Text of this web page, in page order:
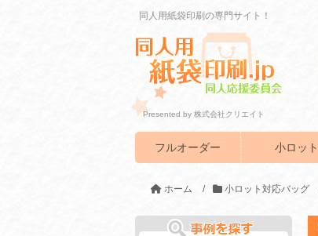
同人用紙袋印刷の専門サイト！
Presented by 株式会社クリエイト
フルオーダー 小ロット
ホーム / 小ロット対応バッグ